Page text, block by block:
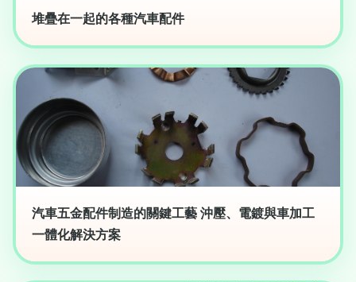
堆疊在一起的各種汽車配件
汽車五金配件制造的關鍵工藝 沖壓、電鍍與車加工
一體化解決方案